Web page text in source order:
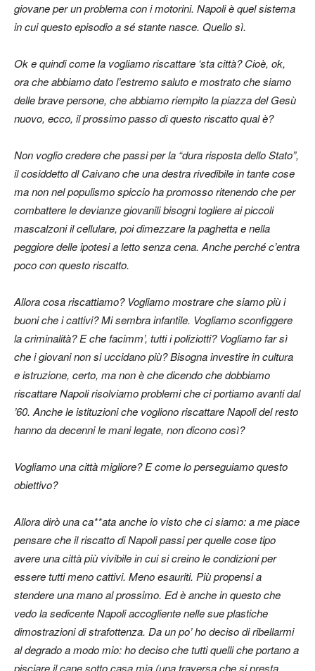
giovane per un problema con i motorini. Napoli è quel sistema
in cui questo episodio a sé stante nasce. Quello sì.
Ok e quindi come la vogliamo riscattare ‘sta città? Cioè, ok,
ora che abbiamo dato l’estremo saluto e mostrato che siamo
delle brave persone, che abbiamo riempito la piazza del Gesù
nuovo, ecco, il prossimo passo di questo riscatto qual è?
Non voglio credere che passi per la “dura risposta dello Stato”,
il cosiddetto dl Caivano che una destra rivedibile in tante cose
ma non nel populismo spiccio ha promosso ritenendo che per
combattere le devianze giovanili bisogni togliere ai piccoli
mascalzoni il cellulare, poi dimezzare la paghetta e nella
peggiore delle ipotesi a letto senza cena. Anche perché c’entra
poco con questo riscatto.
Allora cosa riscattiamo? Vogliamo mostrare che siamo più i
buoni che i cattivi? Mi sembra infantile. Vogliamo sconfiggere
la criminalità? E che facimm’, tutti i poliziotti? Vogliamo far sì
che i giovani non si uccidano più? Bisogna investire in cultura
e istruzione, certo, ma non è che dicendo che dobbiamo
riscattare Napoli risolviamo problemi che ci portiamo avanti dal
’60. Anche le istituzioni che vogliono riscattare Napoli del resto
hanno da decenni le mani legate, non dicono così?
Vogliamo una città migliore? E come lo perseguiamo questo
obiettivo?
Allora dirò una ca**ata anche io visto che ci siamo: a me piace
pensare che il riscatto di Napoli passi per quelle cose tipo
avere una città più vivibile in cui si creino le condizioni per
essere tutti meno cattivi. Meno esauriti. Più propensi a
stendere una mano al prossimo. Ed è anche in questo che
vedo la sedicente Napoli accogliente nelle sue plastiche
dimostrazioni di strafottenza. Da un po’ ho deciso di ribellarmi
al degrado a modo mio: ho deciso che tutti quelli che portano a
pisciare il cane sotto casa mia (una traversa che si presta